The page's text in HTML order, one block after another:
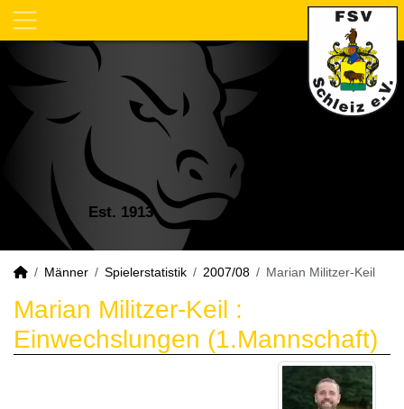
Est. 1913
Männer Spielerstatistik 2007/08 Marian Militzer-Keil
Marian Militzer-Keil :
Einwechslungen (1.Mannschaft)